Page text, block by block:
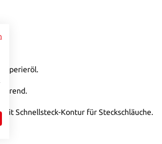
Schnellsteck-Kontur für Steckschläuche.